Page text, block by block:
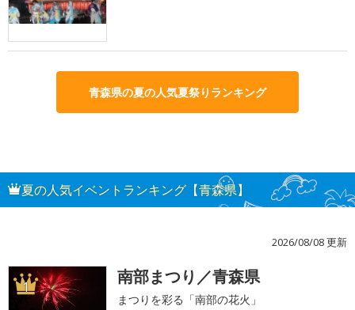
青森県の夏の人気夏祭りランキング
夏の人気イベントランキング【青森県】
2026/08/08 更新
1 南部まつり／青森県
まつりを彩る「南部の花火」